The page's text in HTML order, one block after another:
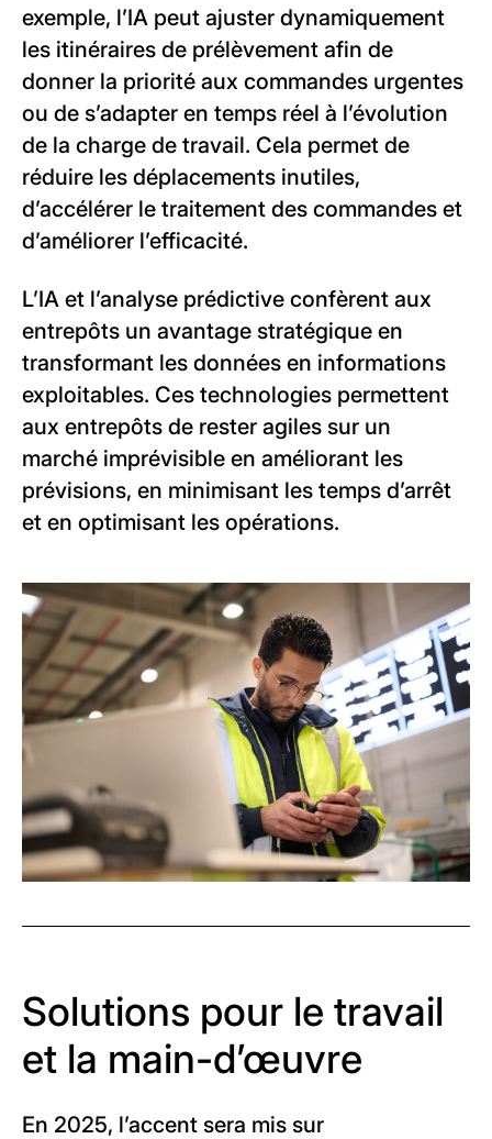
exemple, l’IA peut ajuster dynamiquement
les itinéraires de prélèvement afin de
donner la priorité aux commandes urgentes
ou de s’adapter en temps réel à l’évolution
de la charge de travail. Cela permet de
réduire les déplacements inutiles,
d’accélérer le traitement des commandes et
d’améliorer l’efficacité.
L’IA et l’analyse prédictive confèrent aux
entrepôts un avantage stratégique en
transformant les données en informations
exploitables. Ces technologies permettent
aux entrepôts de rester agiles sur un
marché imprévisible en améliorant les
prévisions, en minimisant les temps d’arrêt
et en optimisant les opérations.
Solutions pour le travail
et la main-d’œuvre
En 2025, l’accent sera mis sur